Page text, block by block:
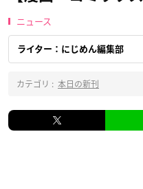
ニュース
ライター：にじめん編集部
カテゴリ : 本日の新刊